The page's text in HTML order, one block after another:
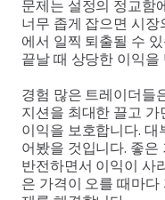
문제는 설정의 정교함
너무 좁게 잡으면 시
에서 일찍 퇴출될 수
끝날 때 상당한 이익을
경험 많은 트레이더들
지션을 최대한 끌고
이익을 보호합니다.
어봤을 것입니다. 좋
반전하면서 이익이 사
은 가격이 오를 때마